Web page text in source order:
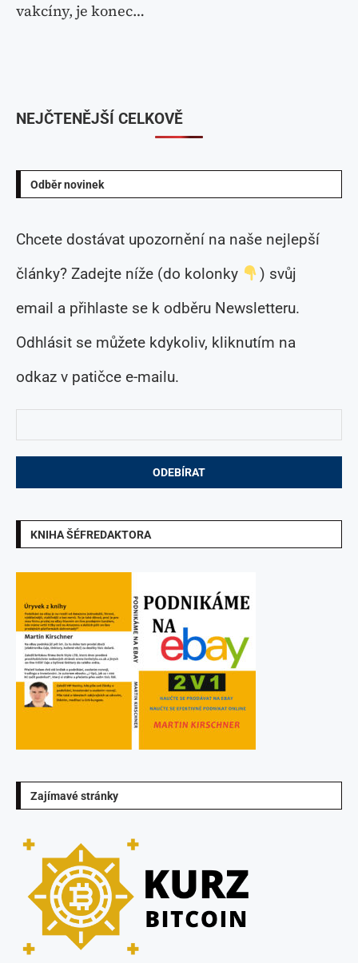
vakcíny, je konec…
Odběr novinek
Chcete dostávat upozornění na naše nejlepší
články? Zadejte níže (do kolonky
) svůj
email a přihlaste se k odběru Newsletteru.
Odhlásit se můžete kdykoliv, kliknutím na
odkaz v patičce e-mailu.
KNIHA ŠÉFREDAKTORA
Zajímavé stránky
NEJČTENĚJŠÍ CELKOVĚ